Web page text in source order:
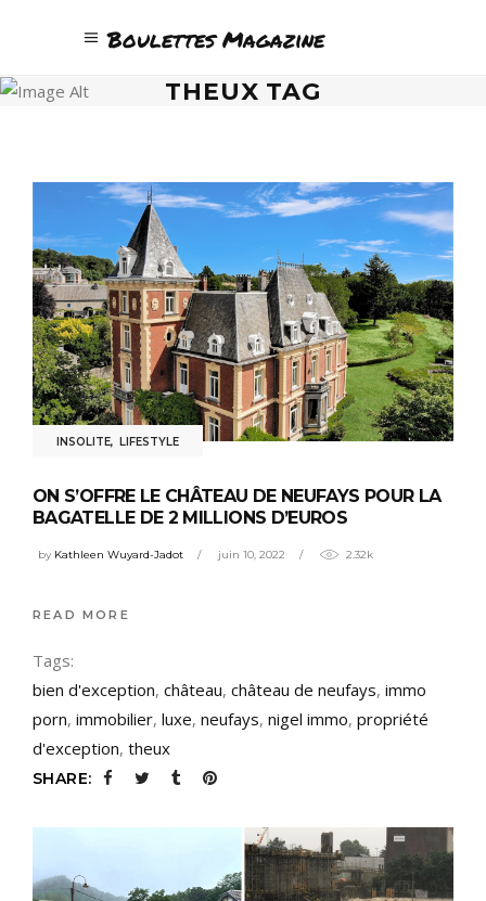
Boulettes Magazine
THEUX TAG
INSOLITE, LIFESTYLE
ON S’OFFRE LE CHÂTEAU DE NEUFAYS POUR LA
BAGATELLE DE 2 MILLIONS D’EUROS
by Kathleen Wuyard-Jadot juin 10, 2022 2.32k
READ MORE
Tags:
bien d'exception, château, château de neufays, immo
porn, immobilier, luxe, neufays, nigel immo, propriété
d'exception, theux
SHARE: